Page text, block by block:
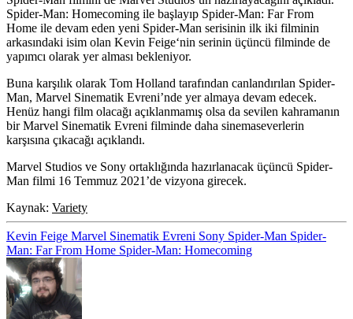
Spider-Man: Homecoming ile başlayıp Spider-Man: Far From
Home ile devam eden yeni Spider-Man serisinin ilk iki filminin
arkasındaki isim olan Kevin Feige‘nin serinin üçüncü filminde de
yapımcı olarak yer alması bekleniyor.
Buna karşılık olarak Tom Holland tarafından canlandırılan Spider-
Man, Marvel Sinematik Evreni’nde yer almaya devam edecek.
Henüz hangi film olacağı açıklanmamış olsa da sevilen kahramanın
bir Marvel Sinematik Evreni filminde daha sinemaseverlerin
karşısına çıkacağı açıklandı.
Marvel Studios ve Sony ortaklığında hazırlanacak üçüncü Spider-
Man filmi 16 Temmuz 2021’de vizyona girecek.
Kaynak: Variety
Kevin Feige Marvel Sinematik Evreni Sony Spider-Man Spider-
Man: Far From Home Spider-Man: Homecoming